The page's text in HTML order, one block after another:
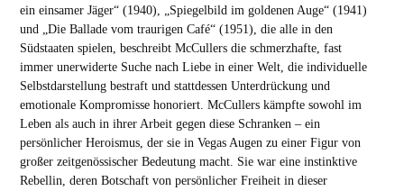
ein einsamer Jäger“ (1940), „Spiegelbild im goldenen Auge“ (1941)
und „Die Ballade vom traurigen Café“ (1951), die alle in den
Südstaaten spielen, beschreibt McCullers die schmerzhafte, fast
immer unerwiderte Suche nach Liebe in einer Welt, die individuelle
Selbstdarstellung bestraft und stattdessen Unterdrückung und
emotionale Kompromisse honoriert. McCullers kämpfte sowohl im
Leben als auch in ihrer Arbeit gegen diese Schranken – ein
persönlicher Heroismus, der sie in Vegas Augen zu einer Figur von
großer zeitgenössischer Bedeutung macht. Sie war eine instinktive
Rebellin, deren Botschaft von persönlicher Freiheit in dieser